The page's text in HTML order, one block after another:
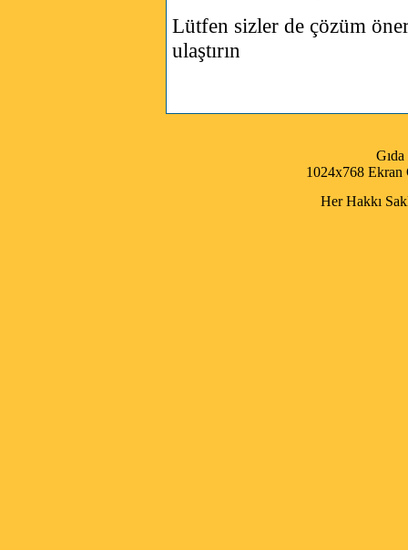
Lütfen sizler de çözüm
ulaştırın
1024x768 Ekran
Her Hakkı